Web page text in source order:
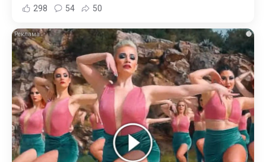
298 54 50
i